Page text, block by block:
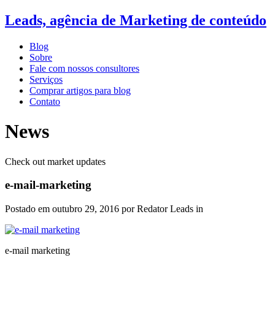
Leads, agência de Marketing de conteúdo
Blog
Sobre
Fale com nossos consultores
Serviços
Comprar artigos para blog
Contato
News
Check out market updates
e-mail-marketing
Postado em outubro 29, 2016 por Redator Leads in
e-mail marketing